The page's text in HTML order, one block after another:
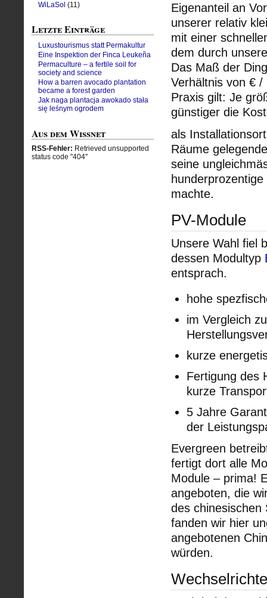
Eigenanteil an
unserer relativ
mit einer
dem durch
Das Maß der
Verhältnis von €
Praxis gilt: Je
günstiger die
als
Räume
seine
machte.
PV-Module
Unsere Wahl fiel
dessen Modultyp
entsprach.
hohe
im Vergleich
kurze
Fertigung des
kurze
5 Jahre
der
Evergreen
fertigt dort alle
Module – prima!
angeboten, die
des chinesischen
fanden wir hier
angebotenen
würden.
WiLaSol (11)
Letzte Einträge
Luxustourismus statt Permakultur
Eine Inspektion der Finca Leukeña
Permaculture – a fertile soil for
society and science
How a barren avocado plantation
became a forest garden
Jak naga plantacja awokado stała
się leśnym ogrodem
Aus dem Wissnet
RSS-Fehler: Retrieved unsupported
status code "404"